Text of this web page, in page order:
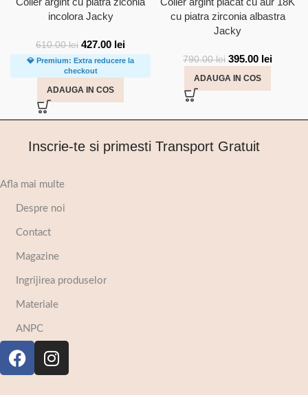
incolora Jacky
610.00lei 427.00 lei
💎 Premium: Extra reducere la
checkout
ADAUGA IN COS
cu piatra zirconia albastra
Jacky
790.00lei 395.00 lei
ADAUGA IN COS
Inscrie-te si primesti Transport Gratuit
Afla mai multe
Despre noi
Contact
Magazine
Ingrijirea produselor
Materiale
ANPC